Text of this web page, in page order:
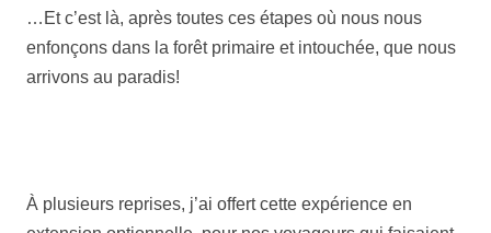
…Et c’est là, après toutes ces étapes où nous nous
enfonçons dans la forêt primaire et intouchée, que nous
arrivons au paradis!
À plusieurs reprises, j’ai offert cette expérience en